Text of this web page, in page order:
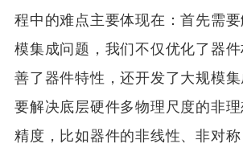
程中的难点主要体现在：首先需
模集成问题，我们不仅优化了器
善了器件特性，还开发了大规模
要解决底层硬件多物理尺度的非
精度，比如器件的非线性、非对称